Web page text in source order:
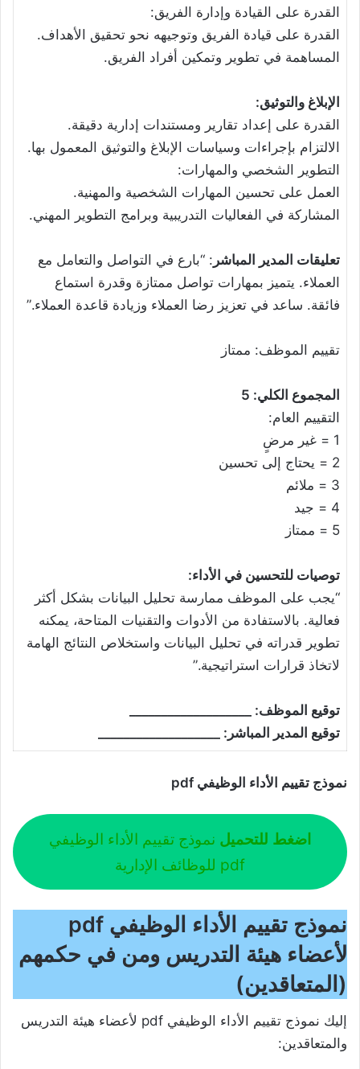
القدرة على القيادة وإدارة الفريق:
القدرة على قيادة الفريق وتوجيهه نحو تحقيق الأهداف.
المساهمة في تطوير وتمكين أفراد الفريق.
الإبلاغ والتوثيق:
القدرة على إعداد تقارير ومستندات إدارية دقيقة.
الالتزام بإجراءات وسياسات الإبلاغ والتوثيق المعمول بها.
التطوير الشخصي والمهارات:
العمل على تحسين المهارات الشخصية والمهنية.
المشاركة في الفعاليات التدريبية وبرامج التطوير المهني.
تعليقات المدير المباشر : “بارع في التواصل والتعامل مع
العملاء. يتميز بمهارات تواصل ممتازة وقدرة استماع
فائقة. ساعد في تعزيز رضا العملاء وزيادة قاعدة العملاء.”
تقييم الموظف: ممتاز
المجموع الكلي: 5
التقييم العام:
1 = غير مرضٍ
2 = يحتاج إلى تحسين
3 = ملائم
4 = جيد
5 = ممتاز
توصيات للتحسين في الأداء:
“يجب على الموظف ممارسة تحليل البيانات بشكل أكثر
فعالية. بالاستفادة من الأدوات والتقنيات المتاحة، يمكنه
تطوير قدراته في تحليل البيانات واستخلاص النتائج الهامة
لاتخاذ قرارات استراتيجية.”
توقيع الموظف: ___________________
توقيع المدير المباشر: ___________________
نموذج تقييم الأداء الوظيفي pdf
اضغط للتحميل نموذج تقييم الأداء الوظيفي
pdf للوظائف الإدارية
نموذج تقييم الأداء الوظيفي pdf
لأعضاء هيئة التدريس ومن في حكمهم​
(المتعاقدين)
إليك نموذج تقييم الأداء الوظيفي pdf لأعضاء هيئة التدريس
والمتعاقدين: